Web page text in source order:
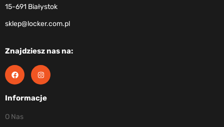
15-691 Białystok
sklep@locker.com.pl
Znajdziesz nas na:
Informacje
O Nas